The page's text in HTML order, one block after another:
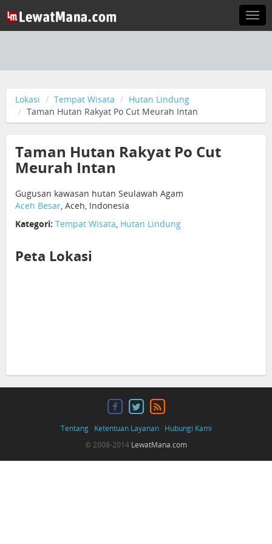
Lokasi Tempat Wisata
Hutan Lindung
Taman Hutan Rakyat Po Cut Meurah Intan
Taman Hutan Rakyat Po Cut
Meurah Intan
Gugusan kawasan hutan Seulawah Agam
Aceh Besar, Aceh, Indonesia
Kategori: Tempat Wisata, Hutan Lindung
Peta Lokasi
Tentang· Ketentuan Layanan· Hubungi Kami
© 2008-2014 LewatMana.com